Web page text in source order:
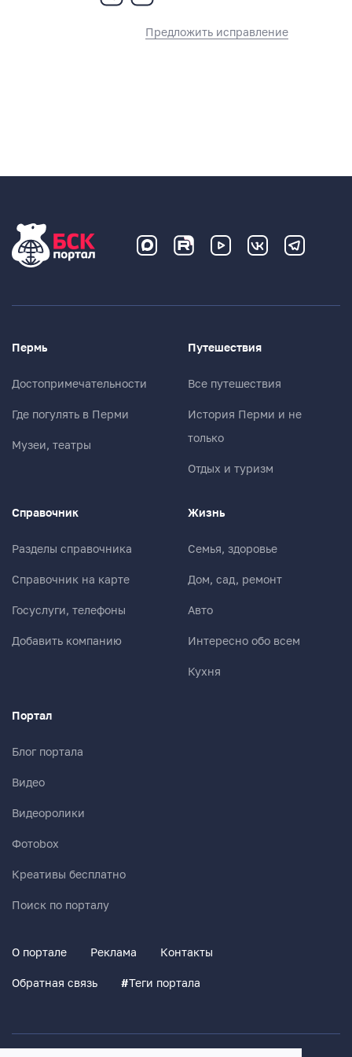
Предложить исправление
Пермь
Достопримечательности
Где погулять в Перми
Музеи, театры
Путешествия
Все путешествия
История Перми и не
только
Отдых и туризм
Справочник
Разделы справочника
Справочник на карте
Госуслуги, телефоны
Добавить компанию
Жизнь
Семья, здоровье
Дом, сад, ремонт
Авто
Интересно обо всем
Кухня
Портал
Блог портала
Видео
Видеоролики
Фотоbox
Креативы бесплатно
Поиск по порталу
О портале Реклама Контакты
Обратная связь #Теги портала